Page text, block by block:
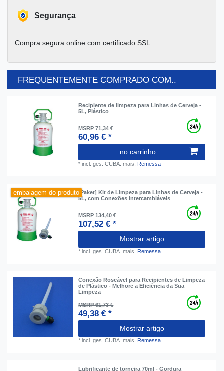
Segurança
Compra segura online com certificado SSL.
FREQUENTEMENTE COMPRADO COM..
Recipiente de limpeza para Linhas de Cerveja -
5L, Plástico
MSRP 71,34 €
60,96 € *
no carrinho
*incl. ges. CUBA. mais. Remessa
embalagem do produto[Paket] Kit de Limpeza para Linhas de Cerveja -
5L, com Conexões Intercambiáveis
MSRP 134,40 €
107,52 € *
Mostrar artigo
*incl. ges. CUBA. mais. Remessa
Conexão Roscável para Recipientes de Limpeza
de Plástico - Melhore a Eficiência da Sua
Limpeza
MSRP 61,73 €
49,38 € *
Mostrar artigo
*incl. ges. CUBA. mais. Remessa
Lubrificante de torneira 70ml - Gordura